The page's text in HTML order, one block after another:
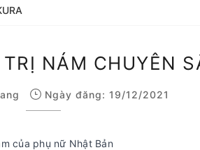
NÁM CHUYÊN
Ngày đăng: 19/12/2021
của phụ nữ Nhật Bản